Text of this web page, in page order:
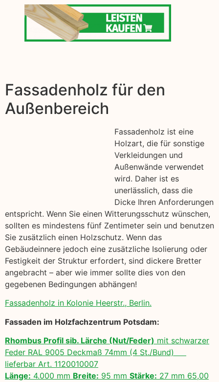
Fassadenholz für den
Außenbereich
Fassadenholz ist eine
Holzart, die für sonstige
Verkleidungen und
Außenwände verwendet
wird. Daher ist es
unerlässlich, dass die
Dicke Ihren Anforderungen
entspricht. Wenn Sie einen Witterungsschutz wünschen,
sollten es mindestens fünf Zentimeter sein und benutzen
Sie zusätzlich einen Holzschutz. Wenn das
Gebäudeinnere jedoch eine zusätzliche Isolierung oder
Festigkeit der Struktur erfordert, sind dickere Bretter
angebracht – aber wie immer sollte dies von den
gegebenen Bedingungen abhängen!
Fassadenholz in Kolonie Heerstr., Berlin.
Fassaden im Holzfachzentrum Potsdam:
Rhombus Profil sib. Lärche (Nut/Feder) mit schwarzer
Feder RAL 9005 Deckmaß 74mm (4 St./Bund)
lieferbar Art. 1120010007
Länge: 4.000 mm Breite: 95 mm Stärke: 27 mm 65,00